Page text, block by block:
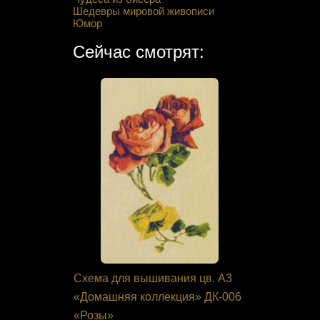
Шедевры мировой живописи
Юмор
Сейчас смотрят:
Схема для вышивания цв. А3
«Домашняя коллекция» ДК-006
«Розы»